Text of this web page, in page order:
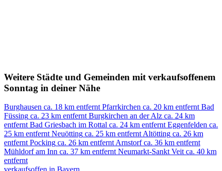
Weitere Städte und Gemeinden mit verkaufsoffenem
Sonntag in deiner Nähe
Burghausen ca. 18 km entfernt Pfarrkirchen ca. 20 km entfernt Bad
Füssing ca. 23 km entfernt Burgkirchen an der Alz ca. 24 km
entfernt Bad Griesbach im Rottal ca. 24 km entfernt Eggenfelden ca.
25 km entfernt Neuötting ca. 25 km entfernt Altötting ca. 26 km
entfernt Pocking ca. 26 km entfernt Arnstorf ca. 36 km entfernt
Mühldorf am Inn ca. 37 km entfernt Neumarkt-Sankt Veit ca. 40 km
entfernt